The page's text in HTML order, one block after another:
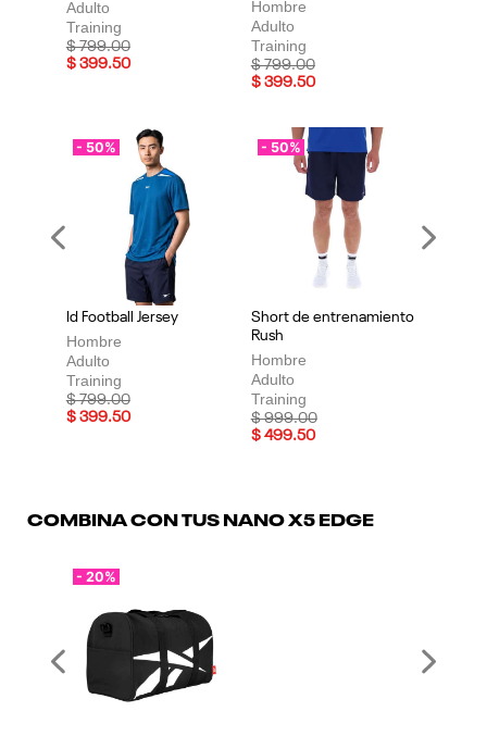
Adulto
Training
Price reduced from
$ 799.00to
$ 399.50
Hombre
Adulto
Training
Price reduced from
$ 799.00to
$ 399.50
- 50%
Id Football Jersey
Hombre
Adulto
Training
Price reduced from
$ 799.00to
$ 399.50
- 50%
Short de entrenamiento
Rush
Hombre
Adulto
Training
Price reduced from
$ 999.00to
$ 499.50
Previous
COMBINA CON TUS NANO X5 EDGE
- 20%
Previous